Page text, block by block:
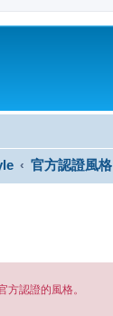
官方認證風格
方認證的風格。